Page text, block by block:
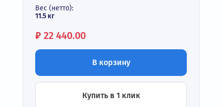
Вес (нетто):
11.5 кг
Цена:
₽ 22 440.00
В корзину
Купить в 1 клик